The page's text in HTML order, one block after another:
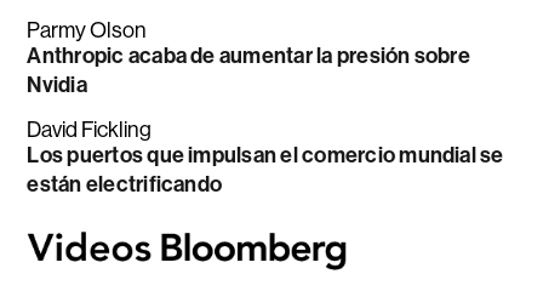
Parmy Olson
Anthropic acaba de aumentar la presión sobre
Nvidia
David Fickling
Los puertos que impulsan el comercio mundial se
están electrificando